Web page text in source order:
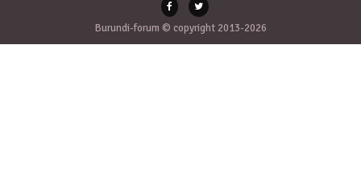
Burundi-forum © copyright 2013-2026